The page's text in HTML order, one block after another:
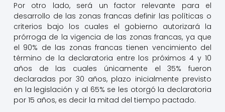
Por otro lado, será un factor relevante para el
desarrollo de las zonas francas definir las políticas o
criterios bajo los cuales el gobierno autorizará la
prórroga de la vigencia de las zonas francas, ya que
el 90% de las zonas francas tienen vencimiento del
término de la declaratoria entre los próximos 4 y 10
años de las cuales únicamente el 35% fueron
declaradas por 30 años, plazo inicialmente previsto
en la legislación y al 65% se les otorgó la declaratoria
por 15 años, es decir la mitad del tiempo pactado.